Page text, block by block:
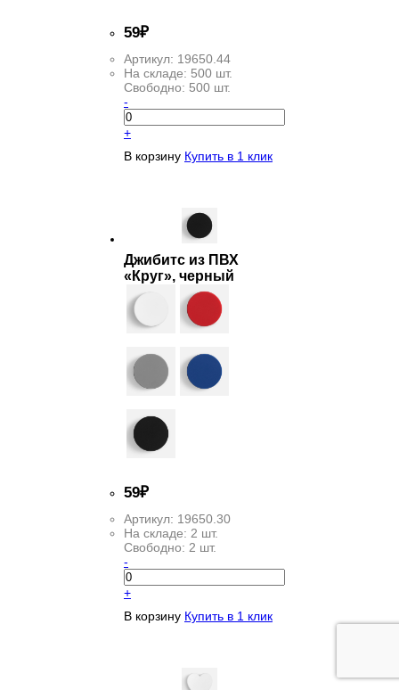
59₽
Артикул: 19650.44
На складе: 500 шт.
Свободно: 500 шт.
-
+
В корзину Купить в 1 клик
Джибитс из ПВХ
«Круг», черный
59₽
Артикул: 19650.30
На складе: 2 шт.
Свободно: 2 шт.
-
+
В корзину Купить в 1 клик